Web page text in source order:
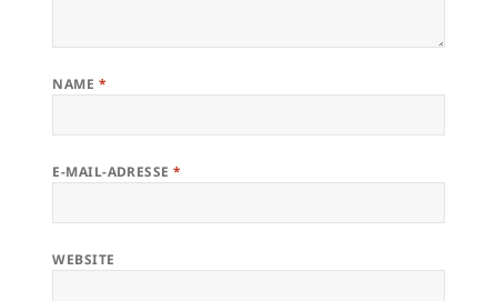
NAME *
E-MAIL-ADRESSE*
WEBSITE